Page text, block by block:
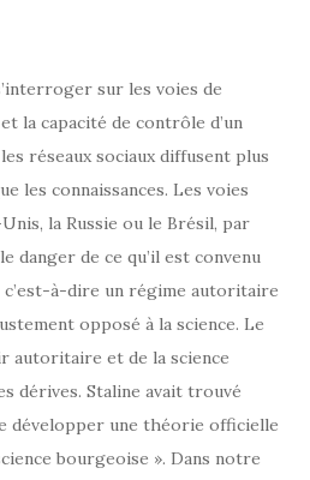
sur les voies de
la capacité de contrôle d’un
réseaux sociaux diffusent plus
les connaissances. Les voies
la Russie ou le Brésil, par
danger de ce qu’il est convenu
c’est-à-dire un régime autoritaire
opposé à la science. Le
autoritaire et de la science
dérives. Staline avait trouvé
développer une théorie officielle
bourgeoise ». Dans notre